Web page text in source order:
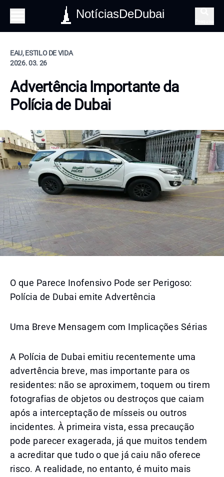
NotíciasDeDubai
EAU, ESTILO DE VIDA
2026. 03. 26
Advertência Importante da
Polícia de Dubai
O que Parece Inofensivo Pode ser Perigoso:
Polícia de Dubai emite Advertência
Uma Breve Mensagem com Implicações Sérias
A Polícia de Dubai emitiu recentemente uma
advertência breve, mas importante para os
residentes: não se aproximem, toquem ou tirem
fotografias de objetos ou destroços que caiam
após a interceptação de mísseis ou outros
incidentes. À primeira vista, essa precaução
pode parecer exagerada, já que muitos tendem
a acreditar que tudo o que já caiu não oferece
risco. A realidade, no entanto, é muito mais